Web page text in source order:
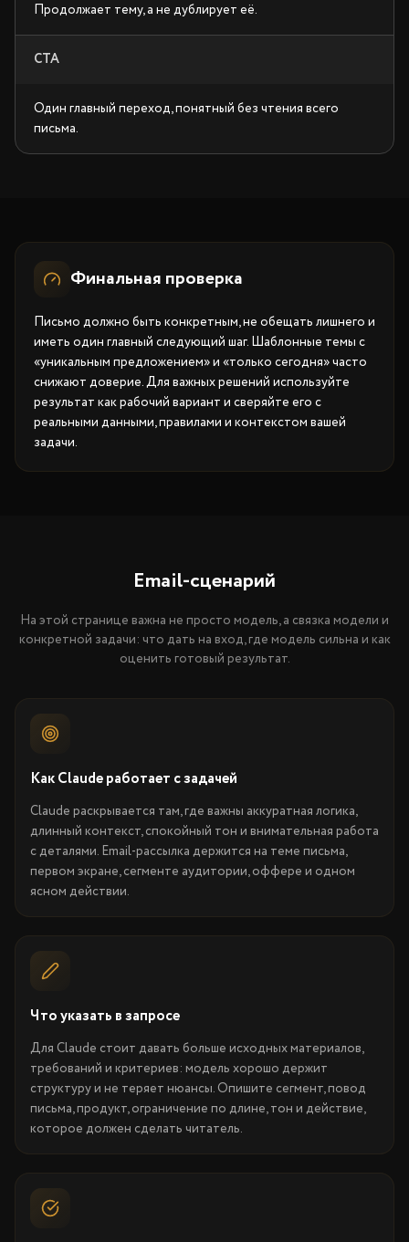
Продолжает тему, а не дублирует её.
CTA
Один главный переход, понятный без чтения всего
письма.
Финальная проверка
Письмо должно быть конкретным, не обещать лишнего и
иметь один главный следующий шаг. Шаблонные темы с
«уникальным предложением» и «только сегодня» часто
снижают доверие. Для важных решений используйте
результат как рабочий вариант и сверяйте его с
реальными данными, правилами и контекстом вашей
задачи.
Email-сценарий
На этой странице важна не просто модель, а связка модели и
конкретной задачи: что дать на вход, где модель сильна и как
оценить готовый результат.
Как Claude работает с задачей
Claude раскрывается там, где важны аккуратная логика,
длинный контекст, спокойный тон и внимательная работа
с деталями. Email-рассылка держится на теме письма,
первом экране, сегменте аудитории, оффере и одном
ясном действии.
Что указать в запросе
Для Claude стоит давать больше исходных материалов,
требований и критериев: модель хорошо держит
структуру и не теряет нюансы. Опишите сегмент, повод
письма, продукт, ограничение по длине, тон и действие,
которое должен сделать читатель.